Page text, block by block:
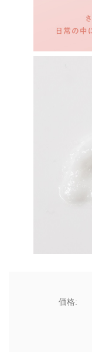
価格: